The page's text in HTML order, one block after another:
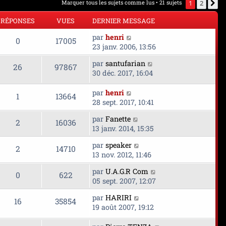
Marquer tous les sujets comme lus • 21 sujets 1 2
RÉPONSES VUES DERNIER MESSAGE
0R
é
n
s
s
17005V
u
D
e
r
n
i
e
r
m
e
s
s
a
g
e
par henri
23 janv. 2006, 13:56
26
é
n
s
97867V
u
D
e
r
n
i
e
r
m
e
s
s
a
g
e
par santufarian
30 déc. 2017, 16:04
1
é
o
n
e
s
13664V
u
D
e
r
n
i
e
r
m
e
s
s
a
g
e
par henri
28 sept. 2017, 10:41
2R
é
o
n
16036V
u
D
e
r
n
i
e
r
m
e
s
a
par Fanette
13 janv. 2014, 15:35
2R
é
o
n
14710V
u
s
D
e
r
n
i
e
r
m
e
par speaker
13 nov. 2012, 11:46
0R
é
622V
u
D
e
r
n
i
e
par U.A.G.R Com
05 sept. 2007, 12:07
16R
é
35854V
u
D
e
r
par HARIRI
19 août 2007, 19:12